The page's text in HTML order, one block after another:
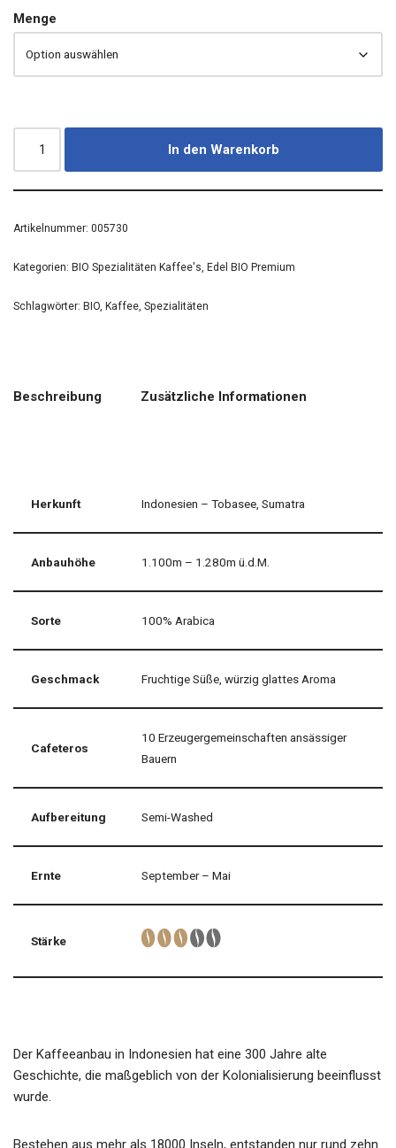
Menge
In den Warenkorb
Artikelnummer: 005730
Kategorien: BIO Spezialitäten Kaffee's, Edel BIO Premium
Schlagwörter: BIO, Kaffee, Spezialitäten
Beschreibung Zusätzliche Informationen
Herkunft Indonesien – Tobasee, Sumatra
Anbauhöhe 1.100m – 1.280m ü.d.M.
Sorte 100% Arabica
Geschmack Fruchtige Süße, würzig glattes Aroma
Cafeteros
10 Erzeugergemeinschaften ansässiger
Bauern
Aufbereitung Semi-Washed
Ernte September – Mai
Stärke
Der Kaffeeanbau in Indonesien hat eine 300 Jahre alte
Geschichte, die maßgeblich von der Kolonialisierung beeinflusst
wurde.
Bestehen aus mehr als 18000 Inseln, entstanden nur rund zehn